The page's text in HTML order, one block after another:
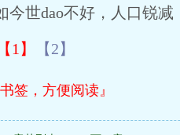
世dao不好，人口锐减
【1】 【2】
书签，方便阅读』